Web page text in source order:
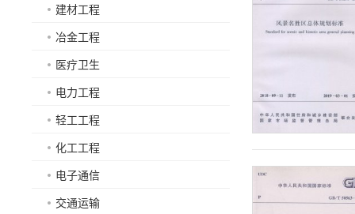
建材工程
冶金工程
医疗卫生
电力工程
轻工工程
化工工程
电子通信
交通运输